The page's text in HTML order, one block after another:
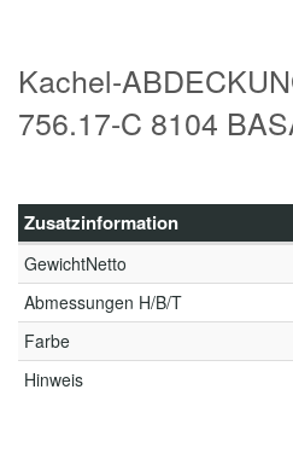
Kachel-
756.17-C 8104
Zusatzinformation
GewichtNetto
Abmessungen H/B/T
Farbe
Hinweis